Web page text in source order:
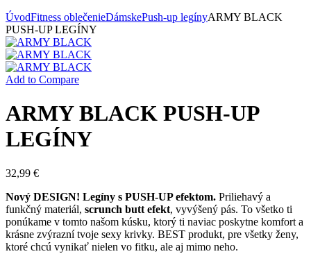
ÚvodFitness oblečenieDámskePush-up legínyARMY BLACK
PUSH-UP LEGÍNY
Add to Compare
ARMY BLACK PUSH-UP
LEGÍNY
32,99 €
Nový DESIGN! Legíny s PUSH-UP efektom. Priliehavý a
funkčný materiál, scrunch butt efekt, vyvýšený pás. To všetko ti
ponúkame v tomto našom kúsku, ktorý ti naviac poskytne komfort a
krásne zvýrazní tvoje sexy krivky. BEST produkt, pre všetky ženy,
ktoré chcú vynikať nielen vo fitku, ale aj mimo neho.